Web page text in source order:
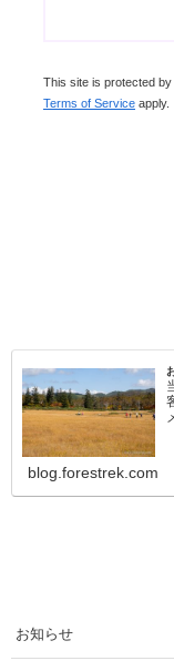
This site is protected
Terms of Service apply.
blog.forestrek.com
お知らせ